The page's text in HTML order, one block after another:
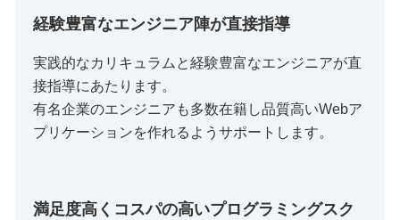
経験豊富なエンジニア陣が直接指導
実践的なカリキュラムと経験豊富なエンジニアが直
接指導にあたります。
有名企業のエンジニアも多数在籍し品質高いWebア
プリケーションを作れるようサポートします。
満足度高くコスパの高いプログラミングスク